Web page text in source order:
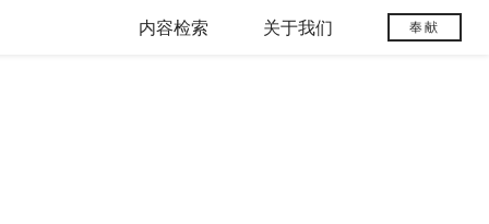
内容检索 关于我们 奉献